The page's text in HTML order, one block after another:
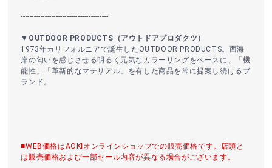
----------------------------------------
▼OUTDOOR PRODUCTS（アウトドアプロダクツ）
1973年カリフォルニアで誕生したOUTDOOR PRODUCTS。西海
岸の匂いを感じさせる明るく元気なカラーリングをベースに、「機
能性」「革新的なマテリアル」を有した商品を常に提案し続けるブ
ランド。
■WEB価格はAOKIオンラインショップでの販売価格です。店頭と
は販売価格および一部セール内容が異なる場合がございます。